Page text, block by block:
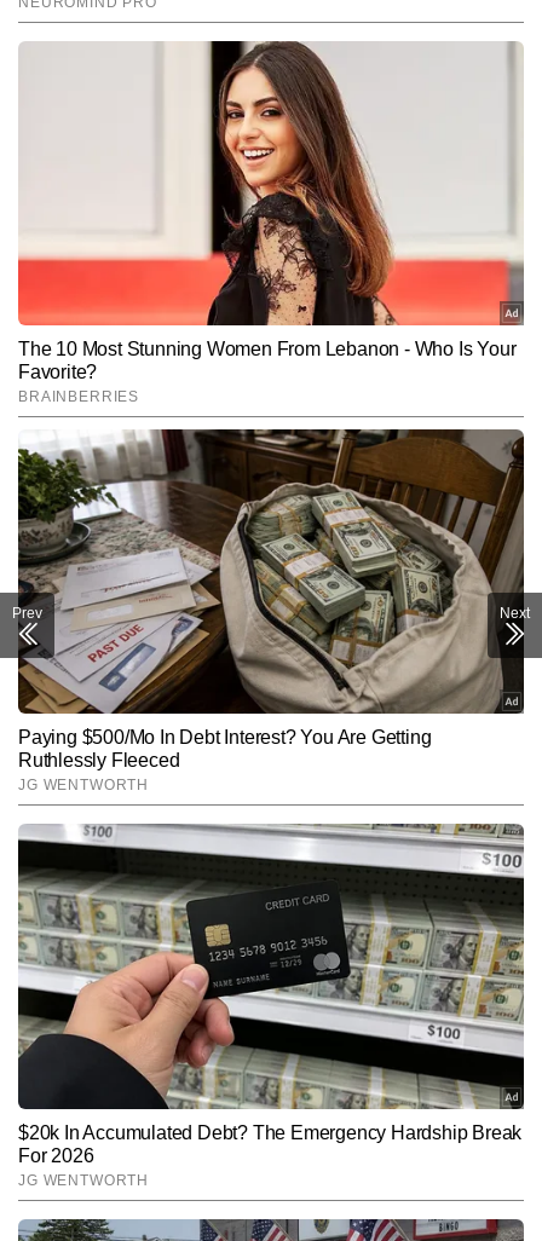
कविता टाइम्स नाउ नवभारत डिजीटल के एंटरटेनमेंट डेस्क में बतौर चीफ कॉपी
एडिटर की पोस्ट पर काम कर रही है. पत्रकारिता के क्षेत्र डिप्लोमा हासिल करने के
बाद कविता ने मनोरंजन के क्षेत्र में कदम रखा, जहां पर वह टीवी पत्रकारिता के क्षेत्र
में लंबे समय से काम कर रही है. टीवी के क्षेत्र में कविता की मजबूत पकड़ है. इस
क्षेत्र में कविता को फिल्म, टीवी, ओटीटी और सेलिब्रिटी अपडेट्स को सरल भाषा में
और सटीक जानकारी के साथ पेश करने के लिए जानी जाती हैं. कविता ने अब तक
6,000 से अधिक खबरें लिख चुकी हैं. मनोरंजन पत्रकारिता में तेजी से आ रहे
बदलाव पर पैनी नजर रखना और समय पर हर सटीक खबर की जानकारी देना
Subscribe to our daily Newsletter!
SUBMIT
Prev Next